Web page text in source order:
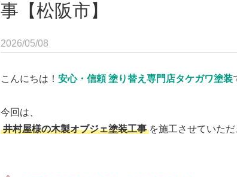
事【松阪市】
2026/05/08
こんにちは！ 安心・信頼 塗り替え専門店タケガワ塗装
今回は、
井村屋様の木製オブジェ塗装工事 を施工させていた